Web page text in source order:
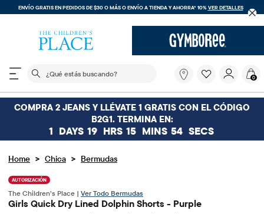
ENVÍO GRATIS EN PEDIDOS DE $30 O MÁS OENVÍO A TIENDA Y AHORRA* 10%VER DETALLES
El siguiente campo de búsqueda filtra las
buscando?
0
COMPRA 2 JEANS Y LLÉVATE 1 GRATIS CON EL CÓDIGO
B2G1. TERMINA EN:
1 DAYS 19 HRS 15 MINS 54 SECS
Home > Chica > Bermudas
AUTORIZACIÓN
The Children’s Place | Ver Todo Bermudas
Girls Quick Dry Lined Dolphin Shorts - Purple